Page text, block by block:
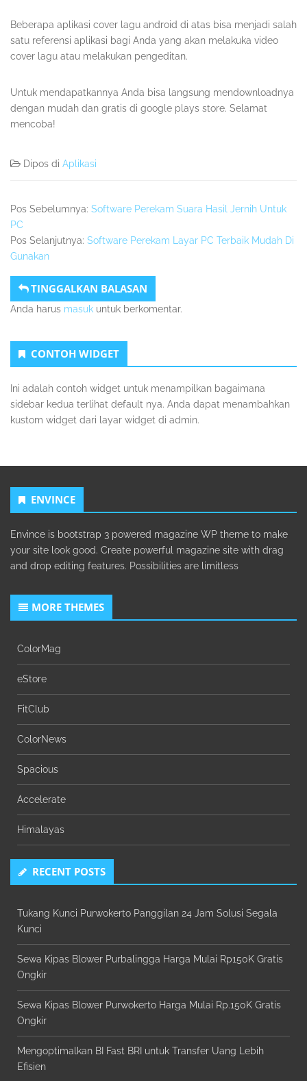
Beberapa aplikasi cover lagu android di atas bisa menjadi salah
satu referensi aplikasi bagi Anda yang akan melakuka video
cover lagu atau melakukan pengeditan.
Untuk mendapatkannya Anda bisa langsung mendownloadnya
dengan mudah dan gratis di google plays store. Selamat
mencoba!
Dipos di Aplikasi
Pos Sebelumnya: Software Perekam Suara Hasil Jernih Untuk
PC
Pos Selanjutnya: Software Perekam Layar PC Terbaik Mudah Di
Gunakan
TINGGALKAN BALASAN
Anda harus masuk untuk berkomentar.
Sidebar
Kedua
CONTOH WIDGET
Ini adalah contoh widget untuk menampilkan bagaimana
sidebar kedua terlihat default nya. Anda dapat menambahkan
kustom widget dari layar widget di admin.
ENVINCE
Envince is bootstrap 3 powered magazine WP theme to make
your site look good. Create powerful magazine site with drag
and drop editing features. Possibilities are limitless
MORE THEMES
ColorMag
eStore
FitClub
ColorNews
Spacious
Accelerate
Himalayas
RECENT POSTS
Tukang Kunci Purwokerto Panggilan 24 Jam Solusi Segala
Kunci
Sewa Kipas Blower Purbalingga Harga Mulai Rp150K Gratis
Ongkir
Sewa Kipas Blower Purwokerto Harga Mulai Rp.150K Gratis
Ongkir
Mengoptimalkan BI Fast BRI untuk Transfer Uang Lebih
Efisien